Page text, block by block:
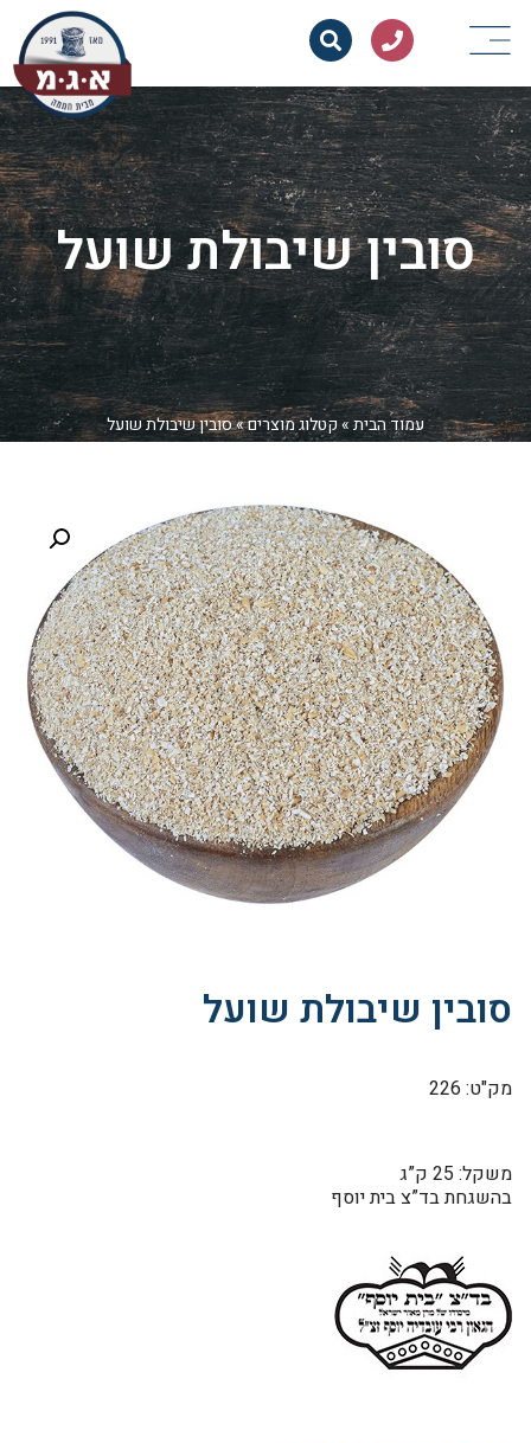
סובין שיבולת שועל
עמוד הבית»קטלוג מוצרים»סובין שיבולת שועל
סובין שיבולת שועל
מק"ט: 226
משקל: 25 ק”ג
בהשגחת בד”צ בית יוסף